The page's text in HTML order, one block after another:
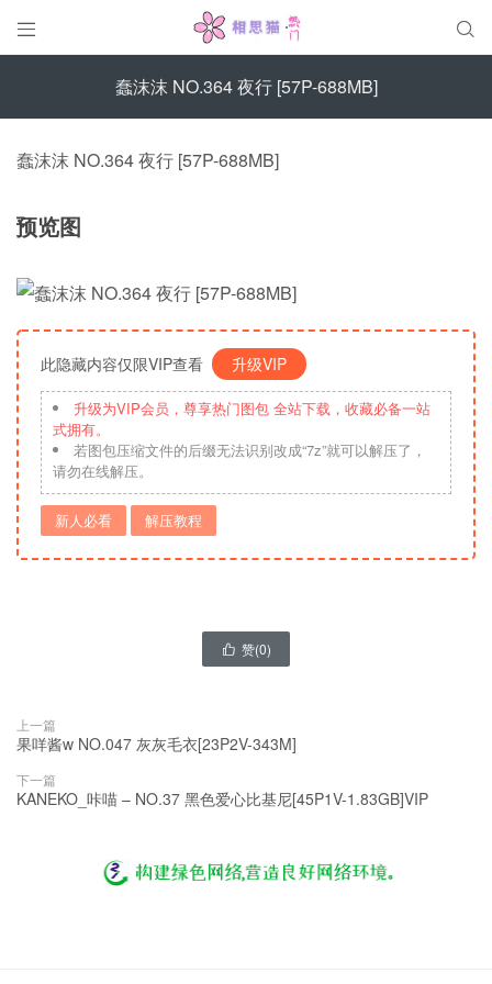
 
蠢沫沫 NO.364 夜行 [57P-688MB]
蠢沫沫 NO.364 夜行 [57P-688MB]
预览图
此隐藏内容仅限VIP查看 升级VIP
升级为VIP会员，尊享热门图包 全站下载，收藏必备一站
式拥有。
若图包压缩文件的后缀无法识别改成“7z”就可以解压了，
请勿在线解压。
新人必看 解压教程
 赞(0)
上一篇
果咩酱w NO.047 灰灰毛衣[23P2V-343M]
下一篇
KANEKO_咔喵 – NO.37 黑色爱心比基尼[45P1V-1.83GB]VIP